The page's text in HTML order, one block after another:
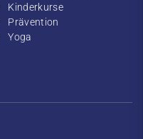
​Kinderkurse
Prävention
Yoga